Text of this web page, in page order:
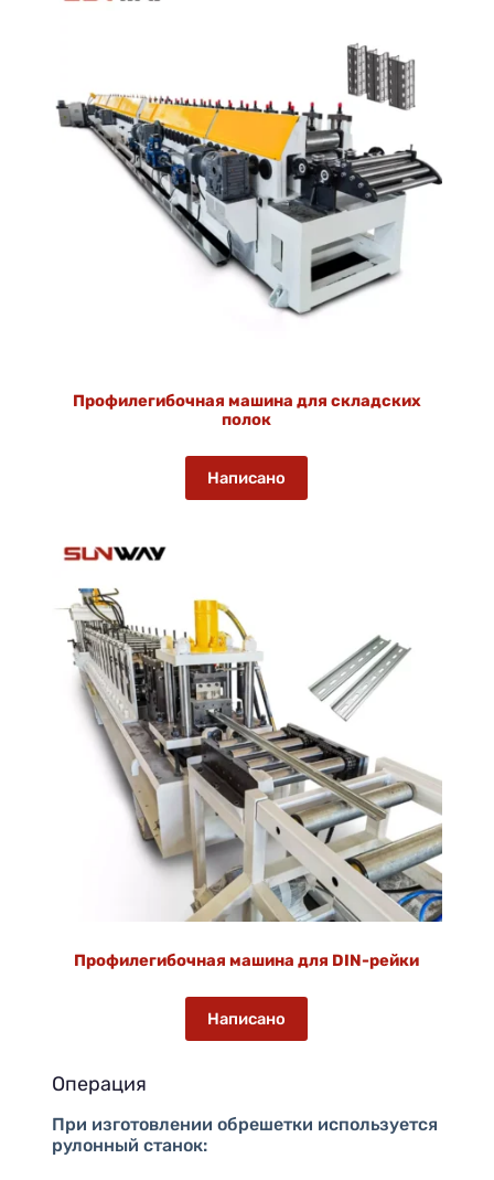
Профилегибочная машина для складских
полок
Написано
Профилегибочная машина для DIN-рейки
Написано
Операция
При изготовлении обрешетки используется
рулонный станок: